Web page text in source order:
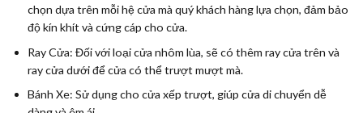
chọn dựa trên mỗi hệ cửa mà quý khách hàng lựa chọn, đảm bảo
độ kín khít và cứng cáp cho cửa.
Ray Cửa: Đối với loại cửa nhôm lùa, sẽ có thêm ray cửa trên và
ray cửa dưới để cửa có thể trượt mượt mà.
Bánh Xe: Sử dụng cho cửa xếp trượt, giúp cửa di chuyển dễ